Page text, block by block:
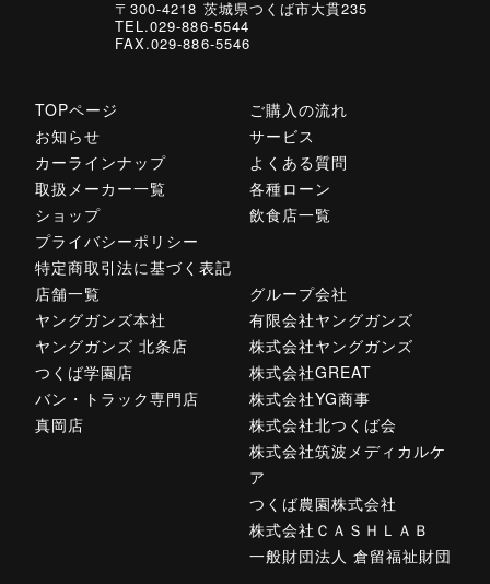
〒300-4218 茨城県つくば市大貫235
TEL.029-886-5544
FAX.029-886-5546
TOPページ
お知らせ
カーラインナップ
取扱メーカー一覧
ショップ
プライバシーポリシー
特定商取引法に基づく表記
ご購入の流れ
サービス
よくある質問
各種ローン
飲食店一覧
店舗一覧
ヤングガンズ本社
ヤングガンズ 北条店
つくば学園店
バン・トラック専門店
真岡店
グループ会社
有限会社ヤングガンズ
株式会社ヤングガンズ
株式会社GREAT
株式会社YG商事
株式会社北つくば会
株式会社筑波メディカルケ
ア
つくば農園株式会社
株式会社ＣＡＳＨＬＡＢ
一般財団法人 倉留福祉財団